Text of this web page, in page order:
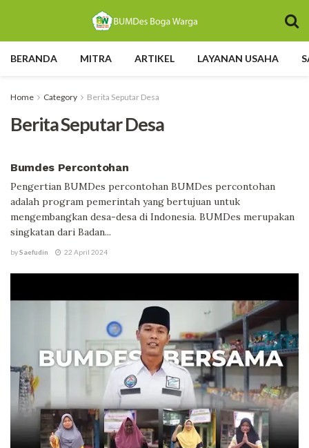
BERANDA MITRA ARTIKEL LAYANAN USAHA
Home Category Berita Seputar Desa
Berita Seputar Desa
Bumdes Percontohan
Pengertian BUMDes percontohan BUMDes percontohan
adalah program pemerintah yang bertujuan untuk
mengembangkan desa-desa di Indonesia. BUMDes merupakan
singkatan dari Badan...
bySaefudin 22 April 2024